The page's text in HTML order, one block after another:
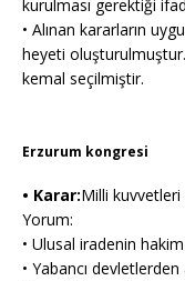
kurulması gerektiği
• Alınan kararların
heyeti
kemal seçilmiştir.
Erzurum kongresi
• Karar:Milli kuvvetleri
Yorum:
• Ulusal iradenin
• Yabancı